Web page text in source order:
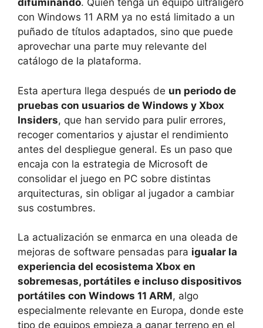
difuminando. Quien tenga un equipo ultraligero
con Windows 11 ARM ya no está limitado a un
puñado de títulos adaptados, sino que puede
aprovechar una parte muy relevante del
catálogo de la plataforma.
Esta apertura llega después de un periodo de
pruebas con usuarios de Windows y Xbox
Insiders, que han servido para pulir errores,
recoger comentarios y ajustar el rendimiento
antes del despliegue general. Es un paso que
encaja con la estrategia de Microsoft de
consolidar el juego en PC sobre distintas
arquitecturas, sin obligar al jugador a cambiar
sus costumbres.
La actualización se enmarca en una oleada de
mejoras de software pensadas para igualar la
experiencia del ecosistema Xbox en
sobremesas, portátiles e incluso dispositivos
portátiles con Windows 11 ARM, algo
especialmente relevante en Europa, donde este
tipo de equipos empieza a ganar terreno en el